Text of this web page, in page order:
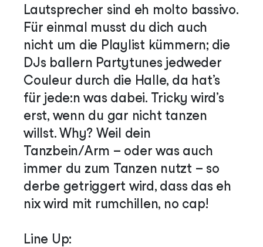
Lautsprecher sind eh molto bassivo.
Für einmal musst du dich auch
nicht um die Playlist kümmern; die
DJs ballern Partytunes jedweder
Couleur durch die Halle, da hat’s
für jede:n was dabei. Tricky wird’s
erst, wenn du gar nicht tanzen
willst. Why? Weil dein
Tanzbein/Arm – oder was auch
immer du zum Tanzen nutzt – so
derbe getriggert wird, dass das eh
nix wird mit rumchillen, no cap!
Line Up: